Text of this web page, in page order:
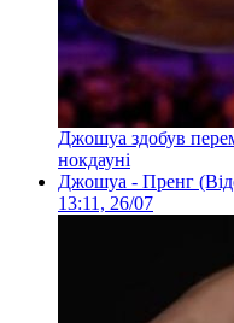
Джошуа здобув
нокдауні
Джошуа - Пренг
13:11, 26/07